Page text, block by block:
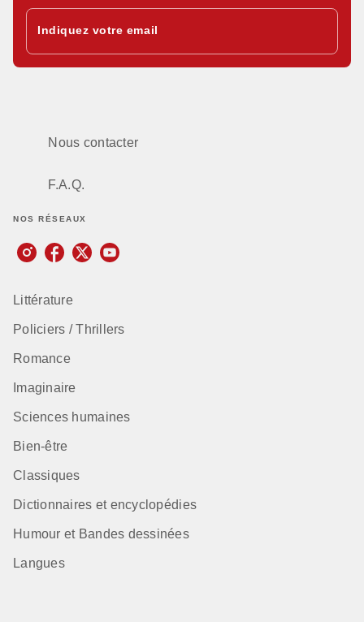
Indiquez votre email
Nous contacter
F.A.Q.
NOS RÉSEAUX
Littérature
Policiers / Thrillers
Romance
Imaginaire
Sciences humaines
Bien-être
Classiques
Dictionnaires et encyclopédies
Humour et Bandes dessinées
Langues